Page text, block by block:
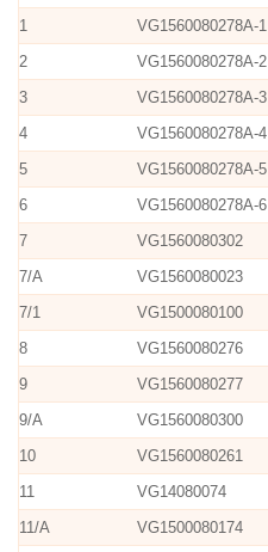
1
VG1560080278A-1
2
VG1560080278A-2
3
VG1560080278A-3
4
VG1560080278A-4
5
VG1560080278A-5
6
VG1560080278A-6
7
VG1560080302
7/A
VG1560080023
7/1
VG1500080100
8
VG1560080276
9
VG1560080277
9/A
VG1560080300
10
VG1560080261
11
VG14080074
11/A
VG1500080174